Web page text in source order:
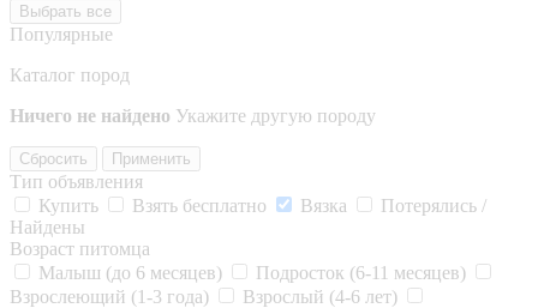
Выбрать все
Популярные
Каталог пород
Ничего не найдено Укажите другую породу
Сбросить Применить
Тип объявления
Купить
Взять бесплатно Вязка
Потерялись /
Найдены
Возраст питомца
Малыш (до 6 месяцев)
Подросток (6-11 месяцев)
Взрослеющий (1-3 года)
Взрослый (4-6 лет)